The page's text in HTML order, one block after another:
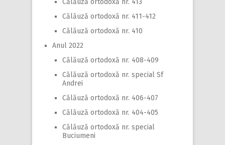
Călăuză ortodoxă nr. 411-412
Călăuză ortodoxă nr. 410
Anul 2022
Călăuză ortodoxă nr. 408-409
Călăuză ortodoxă nr. special Sf
Andrei
Călăuză ortodoxă nr. 406-407
Călăuză ortodoxă nr. 404-405
Călăuză ortodoxă nr. special
Buciumeni